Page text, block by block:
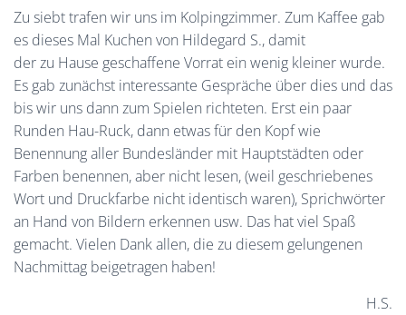
M
S
H
A
L
Zu siebt trafen wir uns im Kolpingzimmer. Zum Kaffee gab
es dieses Mal Kuchen von Hildegard S., damit
der zu Hause geschaffene Vorrat ein wenig kleiner wurde.
Es gab zunächst interessante Gespräche über dies und das
bis wir uns dann zum Spielen richteten. Erst ein paar
Runden Hau-Ruck, dann etwas für den Kopf wie
Benennung aller Bundesländer mit Hauptstädten oder
Farben benennen, aber nicht lesen, (weil geschriebenes
Wort und Druckfarbe nicht identisch waren), Sprichwörter
an Hand von Bildern erkennen usw. Das hat viel Spaß
gemacht. Vielen Dank allen, die zu diesem gelungenen
Nachmittag beigetragen haben!
H.S.